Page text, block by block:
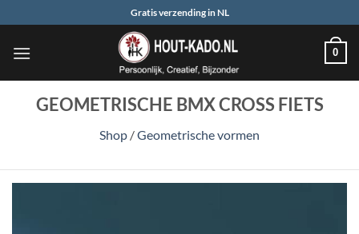
naar
inhoud
Gratis verzending in NL
0
GEOMETRISCHE BMX CROSS FIETS
Shop /Geometrische vormen